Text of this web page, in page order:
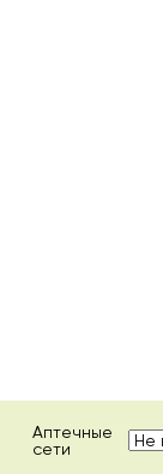
Аптечные
сети